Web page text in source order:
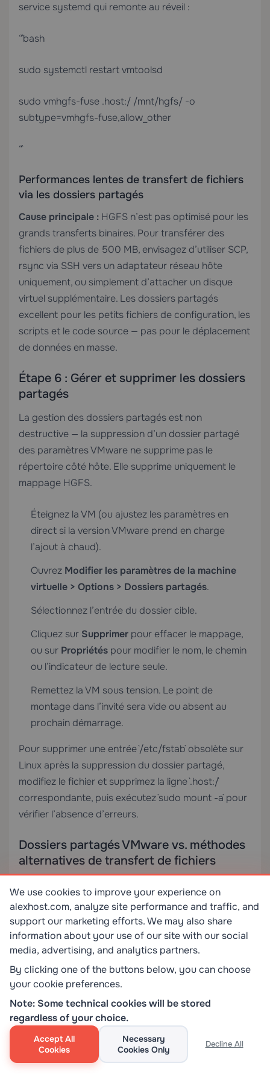
service systemd qui remonte au réveil :
“`bash
sudo systemctl restart vmtoolsd
sudo vmhgfs-fuse .host:/ /mnt/hgfs/ -o
subtype=vmhgfs-fuse,allow_other
“`
Performances lentes de transfert de fichiers
via les dossiers partagés
Cause principale : HGFS n’est pas optimisé pour les
grands transferts binaires. Pour transférer des
fichiers de plus de 500 MB, envisagez d’utiliser SCP,
rsync via SSH vers un adaptateur réseau hôte
uniquement, ou simplement d’attacher un disque
virtuel supplémentaire. Les dossiers partagés
excellent pour les petits fichiers de configuration, les
scripts et le code source — pas pour le déplacement
de données en masse.
Étape 6 : Gérer et supprimer les dossiers
partagés
La gestion des dossiers partagés est non
destructive — la suppression d’un dossier partagé
des paramètres VMware ne supprime pas le
répertoire côté hôte. Elle supprime uniquement le
mappage HGFS.
Éteignez la VM (ou ajustez les paramètres en
direct si la version VMware prend en charge
l’ajout à chaud).
Ouvrez Modifier les paramètres de la machine
virtuelle > Options > Dossiers partagés.
Sélectionnez l’entrée du dossier cible.
Cliquez sur Supprimer pour effacer le mappage,
ou sur Propriétés pour modifier le nom, le chemin
ou l’indicateur de lecture seule.
Remettez la VM sous tension. Le point de
montage dans l’invité sera vide ou absent au
prochain démarrage.
Pour supprimer une entrée `/etc/fstab` obsolète sur
Linux après la suppression du dossier partagé,
modifiez le fichier et supprimez la ligne `.host:/`
correspondante, puis exécutez `sudo mount -a` pour
vérifier l’absence d’erreurs.
Dossiers partagés VMware vs. méthodes
alternatives de transfert de fichiers
plutôt que d’autres mécanismes est essentiel pour
les environnements de production et de
développement.
Méthode Protocole
**Dossiers
partagés
VMware
(HGFS)**
HGFS
(backdoor)
We use cookies to improve your experience on
alexhost.com, analyze site performance and traffic, and
support our marketing efforts. We may also share
information about your use of our site with our social
media, advertising, and analytics partners.
By clicking one of the buttons below, you can choose
your cookie preferences.
Note: Some technical cookies will be stored
regardless of your choice.
Accept All
Cookies
Necessary
Cookies Only
Decline All